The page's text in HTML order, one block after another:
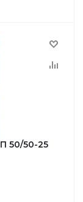
50/50-25